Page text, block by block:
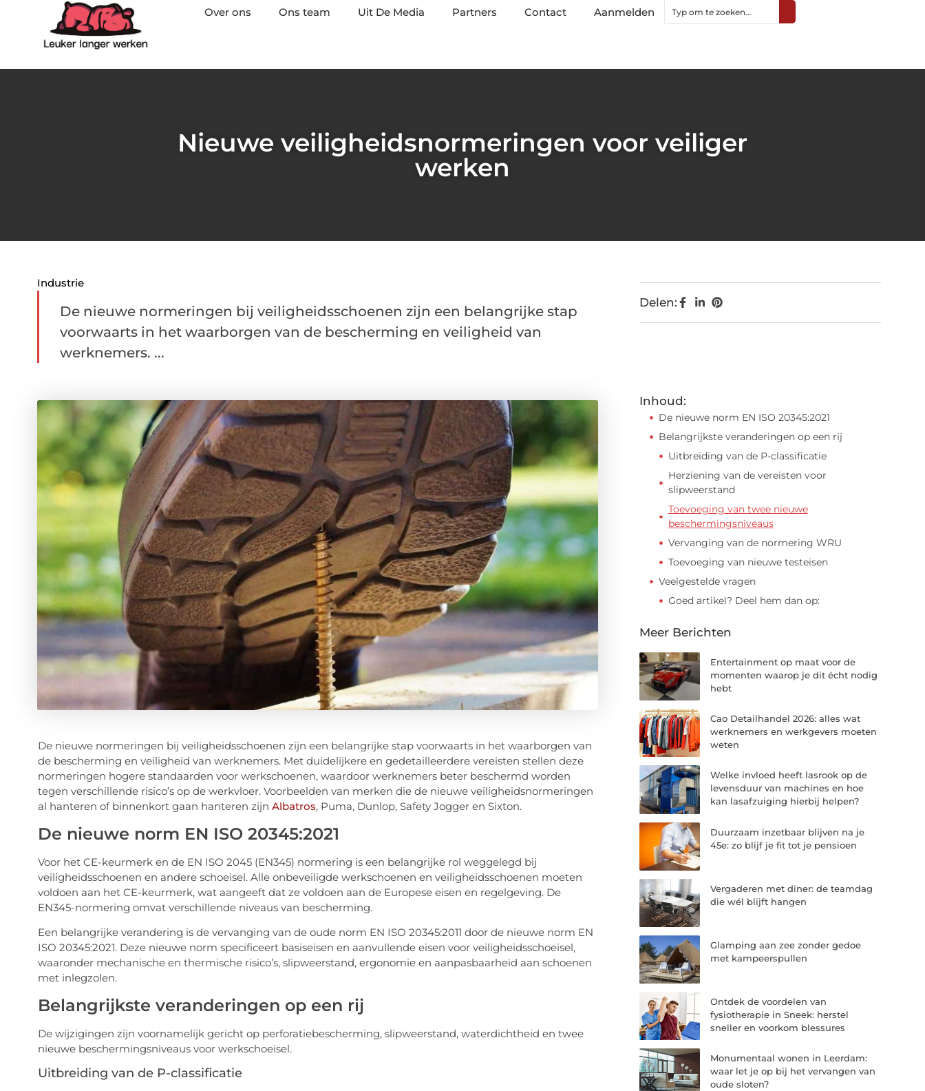
Over ons Ons team Uit De Media Partners Contact Aanmelden
Nieuwe veiligheidsnormeringen voor veiliger
werken
Industrie
De nieuwe normeringen bij veiligheidsschoenen zijn een belangrijke stap
voorwaarts in het waarborgen van de bescherming en veiligheid van
werknemers. ...
De nieuwe normeringen bij veiligheidsschoenen zijn een belangrijke stap voorwaarts in het waarborgen van
de bescherming en veiligheid van werknemers. Met duidelijkere en gedetailleerdere vereisten stellen deze
normeringen hogere standaarden voor werkschoenen, waardoor werknemers beter beschermd worden
tegen verschillende risico’s op de werkvloer. Voorbeelden van merken die de nieuwe veiligheidsnormeringen
al hanteren of binnenkort gaan hanteren zijn Albatros, Puma, Dunlop, Safety Jogger en Sixton.
De nieuwe norm EN ISO 20345:2021
Voor het CE-keurmerk en de EN ISO 2045 (EN345) normering is een belangrijke rol weggelegd bij
veiligheidsschoenen en andere schoeisel. Alle onbeveiligde werkschoenen en veiligheidsschoenen moeten
voldoen aan het CE-keurmerk, wat aangeeft dat ze voldoen aan de Europese eisen en regelgeving. De
EN345-normering omvat verschillende niveaus van bescherming.
Een belangrijke verandering is de vervanging van de oude norm EN ISO 20345:2011 door de nieuwe norm EN
ISO 20345:2021. Deze nieuwe norm specificeert basiseisen en aanvullende eisen voor veiligheidsschoeisel,
waaronder mechanische en thermische risico’s, slipweerstand, ergonomie en aanpasbaarheid aan schoenen
met inlegzolen.
Belangrijkste veranderingen op een rij
De wijzigingen zijn voornamelijk gericht op perforatiebescherming, slipweerstand, waterdichtheid en twee
nieuwe beschermingsniveaus voor werkschoeisel.
Uitbreiding van de P-classificatie
Delen:
Inhoud:
De nieuwe norm EN ISO 20345:2021
Belangrijkste veranderingen op een rij
Uitbreiding van de P-classificatie
Herziening van de vereisten voor
slipweerstand
Toevoeging van twee nieuwe
beschermingsniveaus
Vervanging van de normering WRU
Toevoeging van nieuwe testeisen
Veelgestelde vragen
Goed artikel? Deel hem dan op:
Meer Berichten
Entertainment op maat voor de
momenten waarop je dit écht nodig
hebt
Cao Detailhandel 2026: alles wat
werknemers en werkgevers moeten
weten
Welke invloed heeft lasrook op de
levensduur van machines en hoe
kan lasafzuiging hierbij helpen?
Duurzaam inzetbaar blijven na je
45e: zo blijf je fit tot je pensioen
Vergaderen met diner: de teamdag
die wél blijft hangen
Glamping aan zee zonder gedoe
met kampeerspullen
Ontdek de voordelen van
fysiotherapie in Sneek: herstel
sneller en voorkom blessures
Monumentaal wonen in Leerdam:
waar let je op bij het vervangen van
oude sloten?